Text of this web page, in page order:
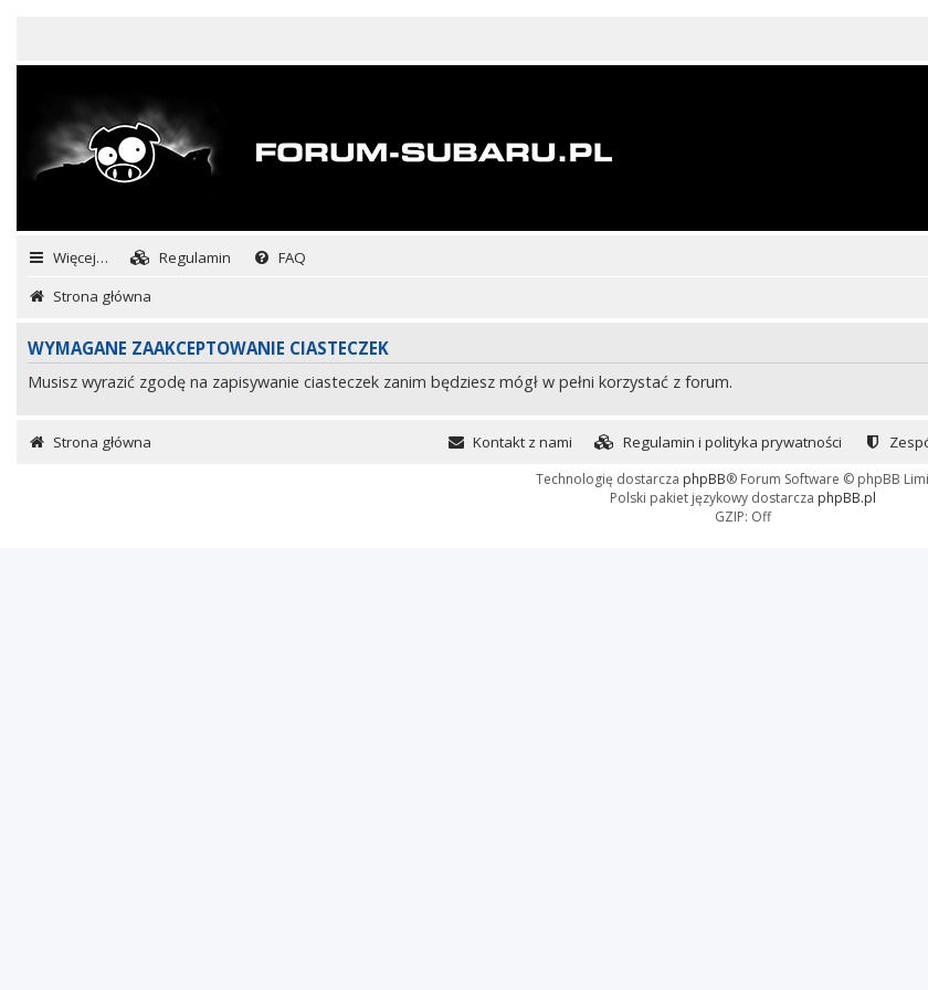
Więcej… Regulamin FAQ
Strona główna
WYMAGANE ZAAKCEPTOWANIE CIASTECZEK
Musisz wyrazić zgodę na zapisywanie ciasteczek zanim będziesz mógł w pełni korzystać z forum.
Strona główna Regulamin i polityka prywatności
Kontakt z nami
Technologię dostarcza phpBB® Forum Software © phpBB
Polski pakiet językowy dostarcza phpBB.pl
GZIP: Off